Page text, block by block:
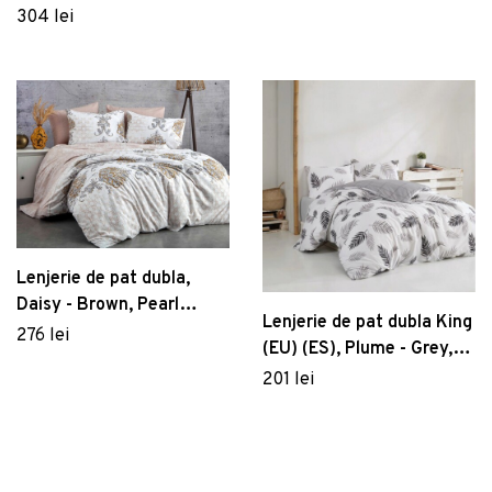
Pearl Home, Poliester
304 lei
Lenjerie de pat dubla,
Daisy - Brown, Pearl
Home, Bumbac Ranforce
276 lei
Lenjerie de pat dubla King
(EU) (ES), Plume - Grey,
Pearl Home, Bumbac
201 lei